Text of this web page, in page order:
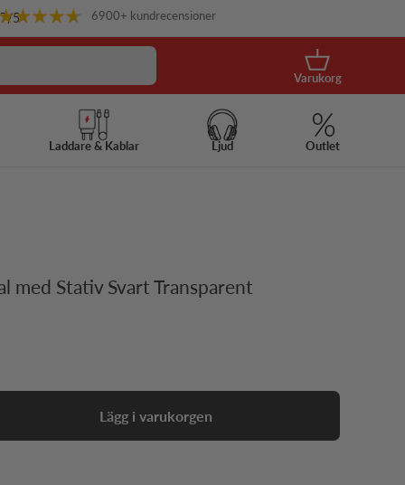
/5 6900+ kundrecensioner
Korg
Varukorg
Laddare & Kablar Ljud Outlet
med Stativ Svart Transparent
Lägg i varukorgen